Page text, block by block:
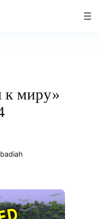
к миру»